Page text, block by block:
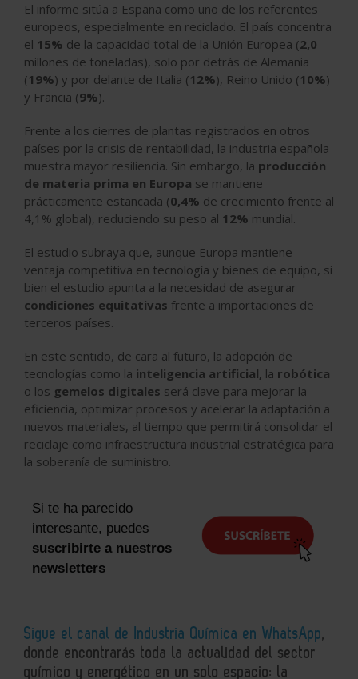
El informe sitúa a España como uno de los referentes
europeos, especialmente en reciclado. El país concentra
el 15% de la capacidad total de la Unión Europea (2,0
millones de toneladas), solo por detrás de Alemania
(19%) y por delante de Italia (12%), Reino Unido (10%)
y Francia (9%).
Frente a los cierres de plantas registrados en otros
países por la crisis de rentabilidad, la industria española
muestra mayor resiliencia. Sin embargo, la producción
de materia prima en Europa se mantiene
prácticamente estancada (0,4% de crecimiento frente al
4,1% global), reduciendo su peso al 12% mundial.
El estudio subraya que, aunque Europa mantiene
ventaja competitiva en tecnología y bienes de equipo, si
bien el estudio apunta a la necesidad de asegurar
condiciones equitativas frente a importaciones de
terceros países.
En este sentido, de cara al futuro, la adopción de
tecnologías como la inteligencia artificial, la robótica
o los gemelos digitales será clave para mejorar la
eficiencia, optimizar procesos y acelerar la adaptación a
nuevos materiales, al tiempo que permitirá consolidar el
reciclaje como infraestructura industrial estratégica para
la soberanía de suministro.
Si te ha parecido
interesante, puedes
suscribirte a nuestros
newsletters
Sigue el canal de Industria Química en WhatsApp,
donde encontrarás toda la actualidad del sector
químico y energético en un solo espacio: la